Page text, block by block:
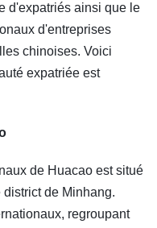
d'expatriés ainsi que le
d'entreprises
chinoises. Voici
expatriée est
de Huacao est situé
de Minhang.
regroupant